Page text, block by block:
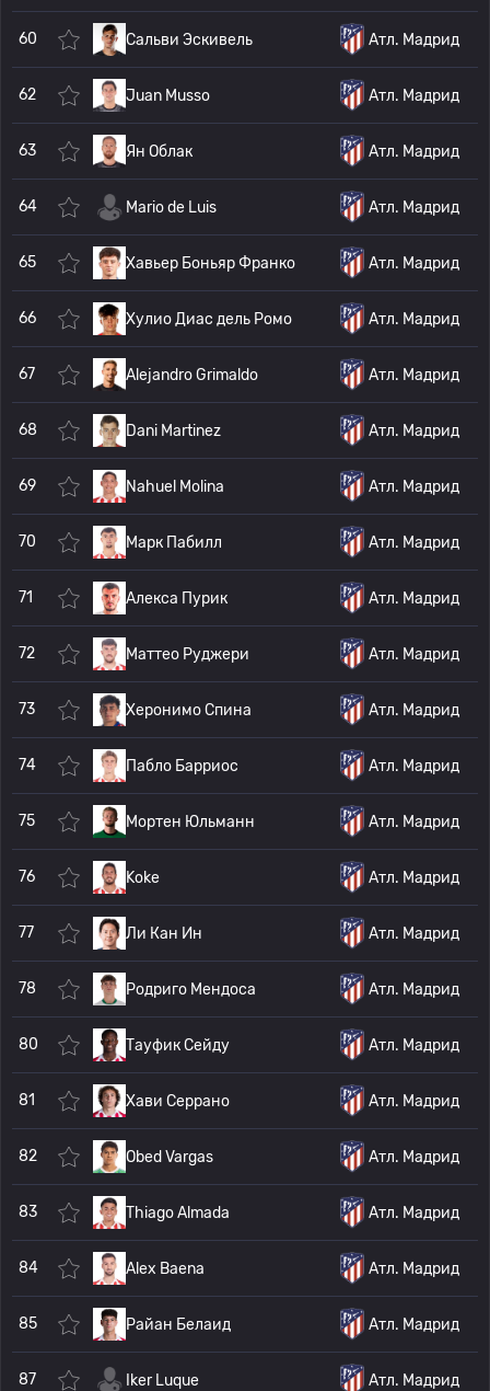
60 Сальви Эскивель Атл. Мадрид
62 Juan Musso Атл. Мадрид
63 Ян Облак Атл. Мадрид
64 Mario de Luis Атл. Мадрид
65 Хавьер Боньяр Франко Атл. Мадрид
66 Хулио Диас дель Ромо Атл. Мадрид
67 Alejandro Grimaldo Атл. Мадрид
68 Dani Martinez Атл. Мадрид
69 Nahuel Molina Атл. Мадрид
70 Марк Пабилл Атл. Мадрид
71 Алекса Пурик Атл. Мадрид
72 Маттео Руджери Атл. Мадрид
73 Херонимо Спина Атл. Мадрид
74 Пабло Барриос Атл. Мадрид
75 Мортен Юльманн Атл. Мадрид
76 Koke Атл. Мадрид
77 Ли Кан Ин Атл. Мадрид
78 Родриго Мендоса Атл. Мадрид
80 Тауфик Сейду Атл. Мадрид
81 Хави Серрано Атл. Мадрид
82 Obed Vargas Атл. Мадрид
83 Thiago Almada Атл. Мадрид
84 Alex Baena Атл. Мадрид
85 Райан Белаид Атл. Мадрид
87 Iker Luque Атл. Мадрид